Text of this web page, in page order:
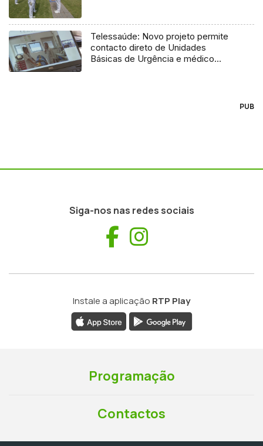
Telessaúde: Novo projeto permite
contacto direto de Unidades
Básicas de Urgência e médico
PUB
Siga-nos nas redes sociais
Facebook
Instale a aplicação RTP Play
Programação
Contactos